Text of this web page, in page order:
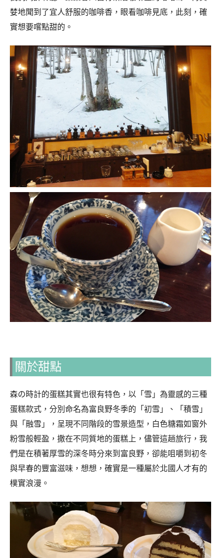
婪地聞到了宜人舒服的咖啡香，眼看咖啡見底，此刻，確
實想要嚐點甜的。
關於甜點
森の時計的蛋糕其實也很有特色，以「雪」為靈感的三種
蛋糕款式，分別命名為富良野冬季的「初雪」、「積雪」
與「融雪」，呈現不同階段的雪景造型，白色糖霜如窗外
粉雪般輕盈，撒在不同質地的蛋糕上，儘管這趟旅行，我
們是在積著厚雪的深冬時分來到富良野，卻能咀嚼到初冬
與早春的豐富滋味，想想，確實是一種屬於北國人才有的
樸實浪漫。